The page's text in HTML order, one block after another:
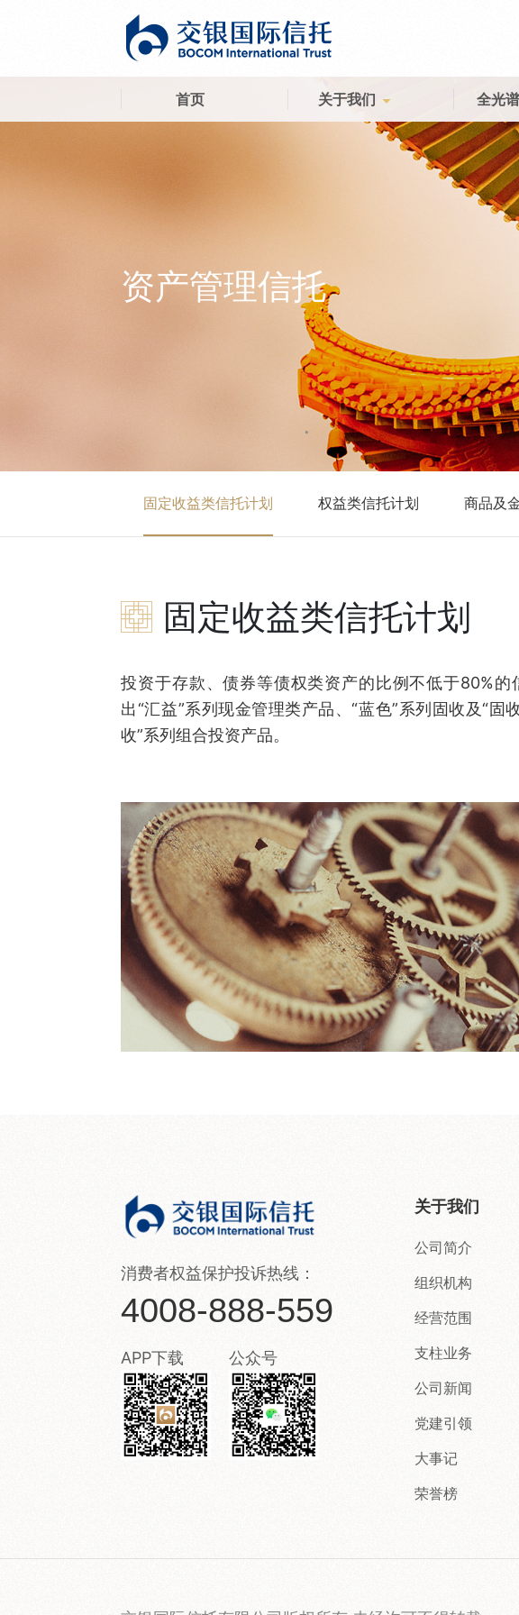
首页 关于我们 全光
资产管理信托
固定收益类信托计划 权益类信托计划 商品及
固定收益类信托计划
投资于存款、债券等债权类资产的比例不低于80%的
出“汇益”系列现金管理类产品、“蓝色”系列固收及“固
收”系列组合投资产品。
消费者权益保护投诉热线：
4008-888-559
APP下载 公众号
关于我们
公司简介
组织机构
经营范围
支柱业务
公司新闻
党建引领
大事记
荣誉榜